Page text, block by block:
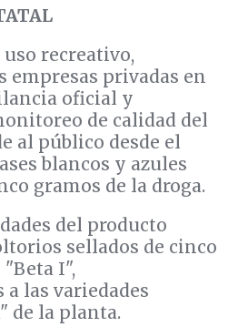
recreativo,
empresas privadas en
oficial y
de calidad del
al público desde el
blancos y azules
gramos de la droga.
del producto
sellados de cinco
I",
las variedades
de la planta.